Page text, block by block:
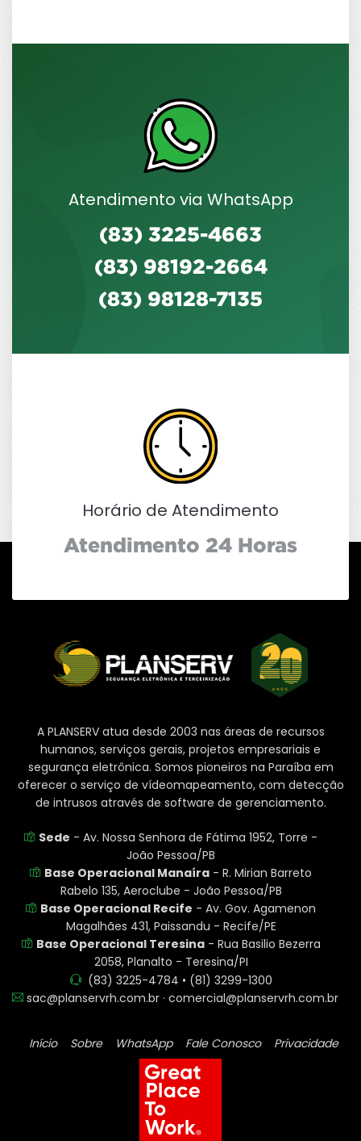
Atendimento via WhatsApp
(83) 3225-4663
(83) 98192-2664
(83) 98128-7135
Horário de Atendimento
Atendimento 24 Horas
A PLANSERV atua desde 2003 nas áreas de recursos
humanos, serviços gerais, projetos empresariais e
segurança eletrônica. Somos pioneiros na Paraíba em
oferecer o serviço de vídeomapeamento, com detecção
de intrusos através de software de gerenciamento.
Sede - Av. Nossa Senhora de Fátima 1952, Torre -
João Pessoa/PB
Base Operacional Manaíra - R. Mirian Barreto
Rabelo 135, Aeroclube - João Pessoa/PB
Base Operacional Recife - Av. Gov. Agamenon
Magalhães 431, Paissandu - Recife/PE
Base Operacional Teresina- Rua Basilio Bezerra
2058, Planalto - Teresina/PI
(83) 3225-4784 • (81) 3299-1300
sac@planservrh.com.br · comercial@planservrh.com.br
Início Sobre WhatsApp Fale Conosco Privacidade